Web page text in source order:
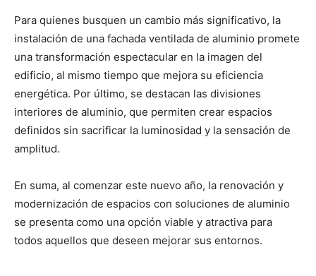
Para quienes busquen un cambio más significativo, la
instalación de una fachada ventilada de aluminio promete
una transformación espectacular en la imagen del
edificio, al mismo tiempo que mejora su eficiencia
energética. Por último, se destacan las divisiones
interiores de aluminio, que permiten crear espacios
definidos sin sacrificar la luminosidad y la sensación de
amplitud.
En suma, al comenzar este nuevo año, la renovación y
modernización de espacios con soluciones de aluminio
se presenta como una opción viable y atractiva para
todos aquellos que deseen mejorar sus entornos.